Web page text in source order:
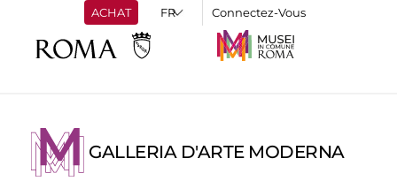
ACHAT Connectez-Vous
GALLERIA D'ARTE MODERNA